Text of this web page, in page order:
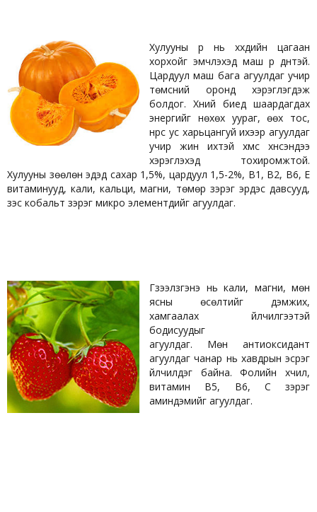
Хулууны үр нь хүүхдийн цагаан
хорхойг эмчлэхэд маш үр дүнтэй.
Цардуул маш бага агуулдаг учир
төмсний оронд хэрэглэгдэж
болдог. Хүний биед шаардагдах
энергийг нөхөх уураг, өөх тос,
нүүрс ус харьцангуй ихээр агуулдаг
учир жин ихтэй хүмүүс хүнсэндээ
хэрэглэхэд тохиромжтой.
Хулууны зөөлөн эдэд сахар 1,5%, цардуул 1,5-2%, В1, В2, В6, Е
витаминууд, кали, кальци, магни, төмөр зэрэг эрдэс давсууд,
зэс кобальт зэрэг микро элементүүдийг агуулдаг.
Гүзээлзгэнэ нь кали, магни, мөн
ясны өсөлтийг дэмжих,
хамгаалах үйлчилгээтэй
бодисуудыг
агуулдаг. Мөн антиоксидант
агуулдаг чанар нь хавдрын эсрэг
үйлчилдэг байна. Фолийн хүчил,
витамин В5, В6, С зэрэг
аминдэмийг агуулдаг.